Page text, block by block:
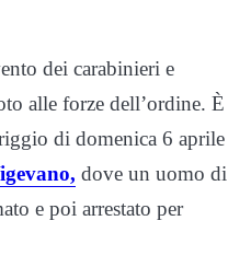
dei carabinieri e
alle forze dell’ordine. È
di domenica 6 aprile
dove un uomo di
e poi arrestato per